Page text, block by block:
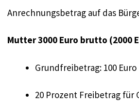
Anrechnungsbetrag auf das
Mutter 3000 Euro brutto (2000
Grundfreibetrag: 100 Euro
20 Prozent Freibetrag für